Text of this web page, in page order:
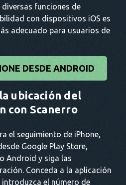
diversas funciones de
con dispositivos iOS es
adecuado para usuarios de
DESDE ANDROID
ubicación del
con Scanerro
el seguimiento de iPhone,
Google Play Store,
Android y siga las
Conceda a la aplicación
introduzca el número de